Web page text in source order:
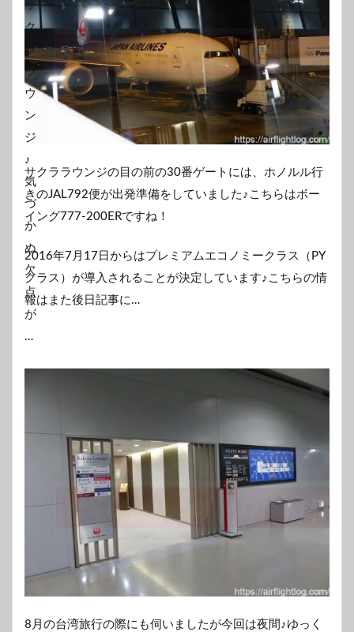
サクララウンジの目の前の30番ゲートには、ホノルル行
きのJAL792便が出発準備をしていました♪こちらはボー
イング777-200ERですね！
2016年7月17日からはプレミアムエコノミークラス（PY
クラス）が導入されることが決定しています♪こちらの情
報はまた後日記事に…
8月の台湾旅行の際にも伺いましたが今回は夜間♪ゆっく